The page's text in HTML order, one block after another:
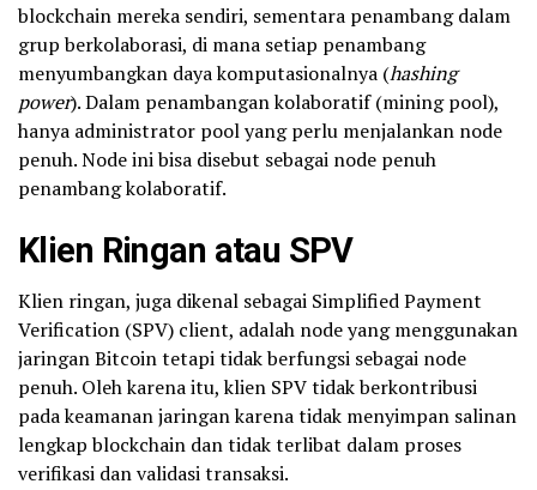
blockchain mereka sendiri, sementara penambang dalam
grup berkolaborasi, di mana setiap penambang
menyumbangkan daya komputasionalnya (hashing
power). Dalam penambangan kolaboratif (mining pool),
hanya administrator pool yang perlu menjalankan node
penuh. Node ini bisa disebut sebagai node penuh
penambang kolaboratif.
Klien Ringan atau SPV
Klien ringan, juga dikenal sebagai Simplified Payment
Verification (SPV) client, adalah node yang menggunakan
jaringan Bitcoin tetapi tidak berfungsi sebagai node
penuh. Oleh karena itu, klien SPV tidak berkontribusi
pada keamanan jaringan karena tidak menyimpan salinan
lengkap blockchain dan tidak terlibat dalam proses
verifikasi dan validasi transaksi.